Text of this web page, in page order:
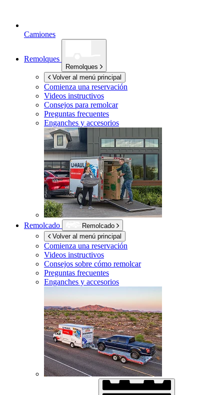
Camiones
Remolques
Remolques
Volver al menú principal
Comienza una reservación
Videos instructivos
Consejos para remolcar
Preguntas frecuentes
Enganches y accesorios
Remolcado
Remolcado
Volver al menú principal
Comienza una reservación
Videos instructivos
Consejos sobre cómo remolcar
Preguntas frecuentes
Enganches y accesorios